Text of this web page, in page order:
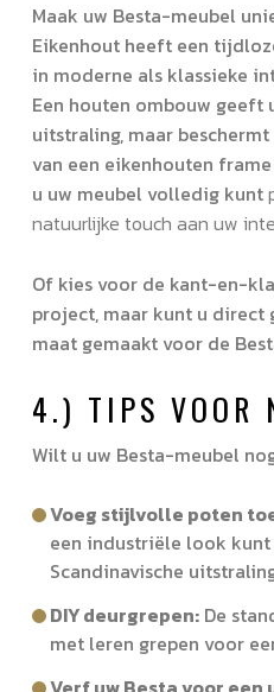
Maak uw Besta-meubel
Eikenhout heeft een
in moderne als klassieke
Een houten ombouw geeft
uitstraling, maar
van een eikenhouten
u uw meubel volledig kunt
natuurlijke touch aan uw
Of kies voor de kant-en-
project, maar kunt u direct
maat gemaakt voor de
4.) TIPS VOOR
Wilt u uw Besta-meubel
Voeg stijlvolle poten
een industriële look
Scandinavische
DIY deurgrepen:De
met leren grepen voor